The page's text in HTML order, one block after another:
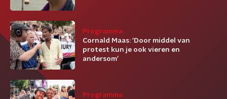
Programma
Cornald Maas: ‘Door middel van
protest kun je ook vieren en
andersom’
Programma